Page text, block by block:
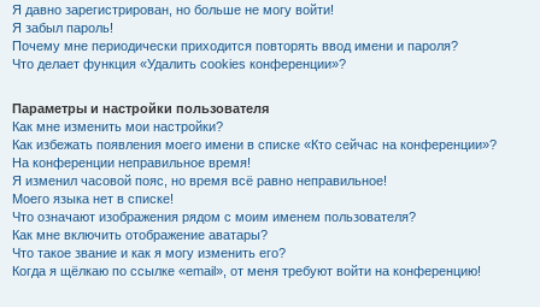
Я давно зарегистрирован, но больше не могу войти!
Я забыл пароль!
Почему мне периодически приходится повторять ввод имени и пароля?
Что делает функция «Удалить cookies конференции»?
Параметры и настройки пользователя
Как мне изменить мои настройки?
Как избежать появления моего имени в списке «Кто сейчас на конференции»?
На конференции неправильное время!
Я изменил часовой пояс, но время всё равно неправильное!
Моего языка нет в списке!
Что означают изображения рядом с моим именем пользователя?
Как мне включить отображение аватары?
Что такое звание и как я могу изменить его?
Когда я щёлкаю по ссылке «email», от меня требуют войти на конференцию!